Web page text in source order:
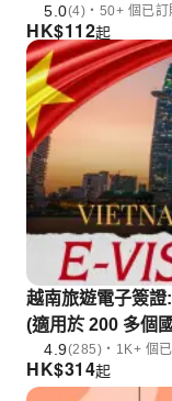
5.0(4)・50+ 個已訂
HK$112起
越南旅遊電子簽
(適用於 200 多個
4.9(285)・1K+ 個
HK$314起